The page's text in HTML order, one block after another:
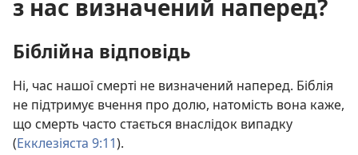
з нас визначений наперед?
Біблійна відповідь
Ні, час нашої смерті не визначений наперед. Біблія
не підтримує вчення про долю, натомість вона каже,
що смерть часто стається внаслідок випадку
(Екклезіяста 9:11).